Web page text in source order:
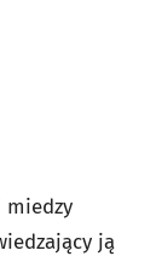
miedzy
ją